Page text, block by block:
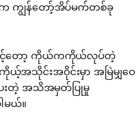
က ကျွန်တော့်အိပ်မက်တစ်ခု
ဖြင့်တော့ ကိုယ်ကကိုယ်လုပ်တဲ့
ကိုယ့်အသိုင်းအဝိုင်းမှာ အမြဲမျှဝေ
ပေးတဲ့ အသိအမှတ်ပြုမှု
မယ်။